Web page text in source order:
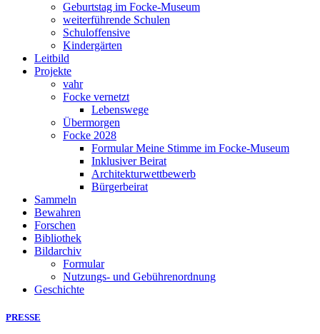
Geburtstag im Focke-Museum
weiterführende Schulen
Schuloffensive
Kindergärten
Leitbild
Projekte
vahr
Focke vernetzt
Lebenswege
Übermorgen
Focke 2028
Formular Meine Stimme im Focke-Museum
Inklusiver Beirat
Architekturwettbewerb
Bürgerbeirat
Sammeln
Bewahren
Forschen
Bibliothek
Bildarchiv
Formular
Nutzungs- und Gebührenordnung
Geschichte
PRESSE